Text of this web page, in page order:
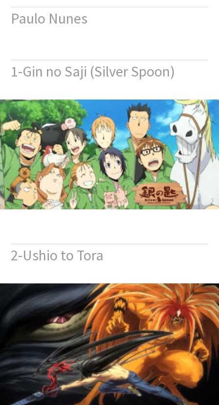
Paulo Nunes
1-Gin no Saji (Silver Spoon)
2-Ushio to Tora